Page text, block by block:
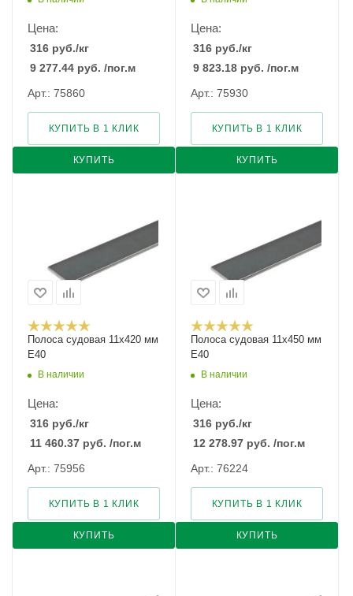
Цена:
316 руб./кг
9 277.44 руб. /пог.м
Арт.: 75860
КУПИТЬ
КУПИТЬ В 1 КЛИК
Цена:
316 руб./кг
9 823.18 руб. /пог.м
Арт.: 75930
КУПИТЬ
КУПИТЬ В 1 КЛИК
Полоса судовая 11х420 мм
E40
В наличии
Цена:
316 руб./кг
11 460.37 руб. /пог.м
Арт.: 75956
КУПИТЬ
КУПИТЬ В 1 КЛИК
Полоса судовая 11х450 мм
E40
В наличии
Цена:
316 руб./кг
12 278.97 руб. /пог.м
Арт.: 76224
КУПИТЬ
КУПИТЬ В 1 КЛИК